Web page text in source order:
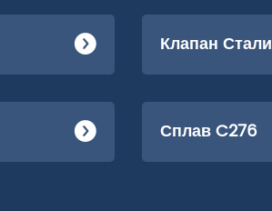
Клапан Стали
Сплав C276